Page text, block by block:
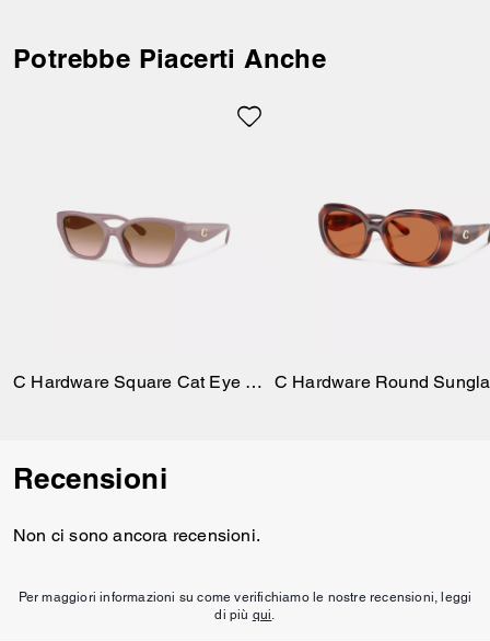
Potrebbe Piacerti Anche
C Hardware Square Cat Eye Sunglasses C Hardware Round
Recensioni
Non ci sono ancora recensioni.
Per maggiori informazioni su come verifichiamo le nostre recensioni, leggi
di più qui